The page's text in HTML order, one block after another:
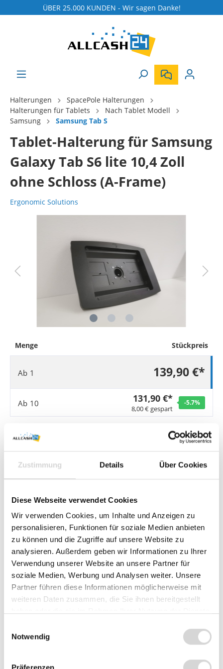
Zustimmung Details Über Cookies
Diese Webseite verwendet Cookies
Wir verwenden Cookies, um Inhalte und Anzeigen zu
personalisieren, Funktionen für soziale Medien anbieten
zu können und die Zugriffe auf unsere Website zu
analysieren. Außerdem geben wir Informationen zu Ihrer
Verwendung unserer Website an unsere Partner für
soziale Medien, Werbung und Analysen weiter. Unsere
Partner führen diese Informationen möglicherweise mit
weiteren Daten zusammen, die Sie ihnen bereitgestellt
Notwendig
Präferenzen
ÜBER 25.000 KUNDEN - Wir sagen Danke!
Halterungen
SpacePole Halterungen
Halterungen für Tablets
Nach Tablet Modell
Samsung
Samsung Tab S
Tablet-Halterung für Samsung
Galaxy Tab S6 lite 10,4 Zoll
ohne Schloss (A-Frame)
Ergonomic Solutions
Menge Stückpreis
Ab 1 139,90 €*
Ab 10 131,90 €*
8,00 € gespart
-5.7%
Sie benötigen größere Mengen? Jetzt Angebot anfordern.
Preise exkl. MwSt. zzgl. Versandkosten
Sofort verfügbar, Lieferzeit: 1-3 Werktage
Standrohr 120 mm + Tablet-Halterung
Standrohr 300 mm + Tablet-Halterung
TabPrint Curve klein + Tablet-Halterung
TabPrint Curve groß + Tablet-Halterung